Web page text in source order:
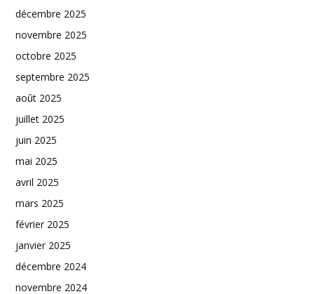
décembre 2025
novembre 2025
octobre 2025
septembre 2025
août 2025
juillet 2025
juin 2025
mai 2025
avril 2025
mars 2025
février 2025
janvier 2025
décembre 2024
novembre 2024